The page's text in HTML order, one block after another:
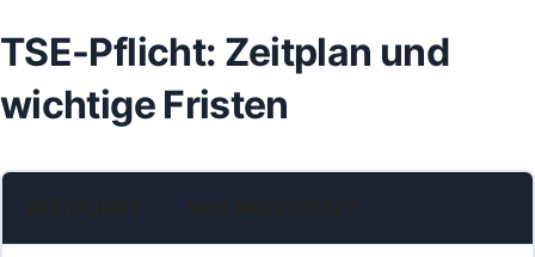
TSE-Pflicht: Zeitplan und
wichtige Fristen